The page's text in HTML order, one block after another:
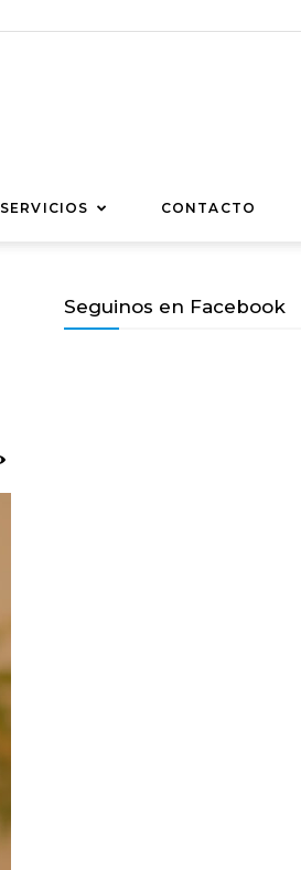
SERVICIOS CONTACTO
Seguinos en Facebook